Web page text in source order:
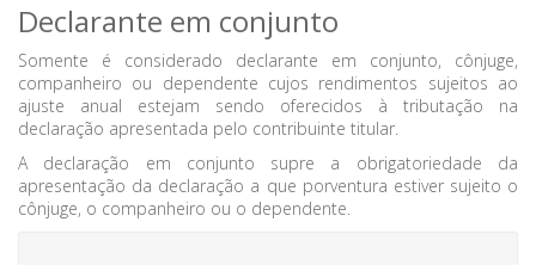
Declarante em conjunto
Somente é considerado declarante em conjunto, cônjuge,
companheiro ou dependente cujos rendimentos sujeitos ao
ajuste anual estejam sendo oferecidos à tributação na
declaração apresentada pelo contribuinte titular.
A declaração em conjunto supre a obrigatoriedade da
apresentação da declaração a que porventura estiver sujeito o
cônjuge, o companheiro ou o dependente.